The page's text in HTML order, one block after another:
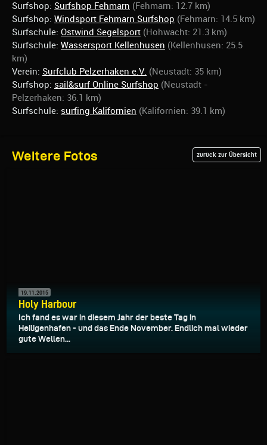
Surfshop: Surfshop Fehmarn (Fehmarn: 12.7 km)
Surfshop: Windsport Fehmarn Surfshop (Fehmarn: 14.5 km)
Surfschule: Ostwind Segelsport (Hohwacht: 21.3 km)
Surfschule: Wassersport Kellenhusen (Kellenhusen: 25.5
km)
Verein: Surfclub Pelzerhaken e.V. (Neustadt: 35 km)
Surfshop: sail&surf Online Surfshop (Neustadt -
Pelzerhaken: 36.1 km)
Surfschule: surfing Kalifornien (Kalifornien: 39.1 km)
Weitere Fotos zurück zur Übersicht
19.11.2015
Holy Harbour
Ich fand es war in diesem Jahr der beste Tag in
Heiligenhafen - und das Ende November. Endlich mal wieder
gute Wellen...